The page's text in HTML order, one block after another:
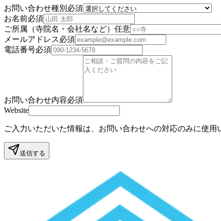
お問い合わせ種別 必須
お名前必須
ご所属（寺院名・会社名など） 任意
メールアドレス必須
電話番号必須
お問い合わせ内容必須
Website
ご入力いただいた情報は、お問い合わせへの対応のみに使用
送信する